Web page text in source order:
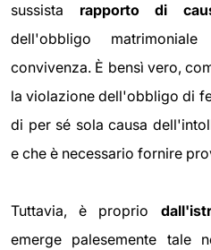
sussista rapporto di
dell'obbligo
convivenza. È bensì vero,
la violazione dell'obbligo di
di per sé sola causa
e che è necessario fornire
Tuttavia, è proprio
emerge palesemente tale